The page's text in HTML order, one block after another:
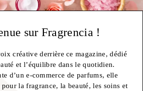
sur Fragrencia !
créative derrière ce magazine, dédié
et l’équilibre dans le quotidien.
d’un e-commerce de parfums, elle
pour la fragrance, la beauté, les soins et